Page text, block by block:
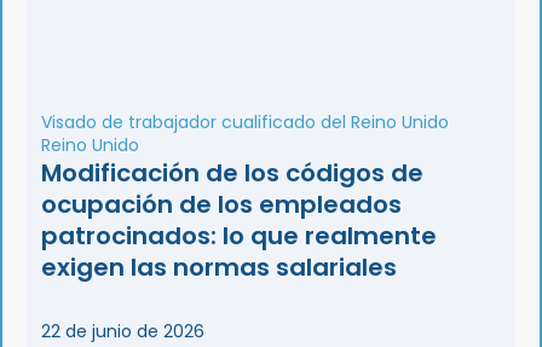
Visado de trabajador cualificado del Reino Unido
Reino Unido
Modificación de los códigos de
ocupación de los empleados
patrocinados: lo que realmente
exigen las normas salariales
22 de junio de 2026